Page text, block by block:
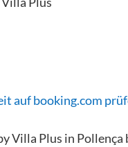
auf booking.com
Villa Plus in Pollença